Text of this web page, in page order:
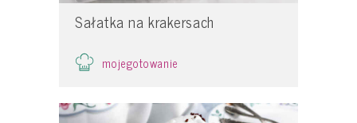
Sałatka na krakersach
mojegotowanie